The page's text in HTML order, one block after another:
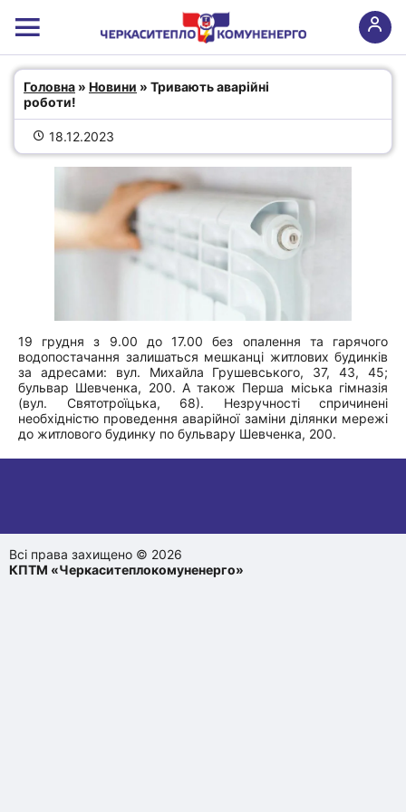
Тривають аварійні роботи!
Головна » Новини » Тривають аварійні
роботи!
18.12.2023
19 грудня з 9.00 до 17.00 без опалення та гарячого
водопостачання залишаться мешканці житлових будинків
за адресами: вул. Михайла Грушевського, 37, 43, 45;
бульвар Шевченка, 200. А також Перша міська гімназія
(вул. Святотроїцька, 68). Незручності спричинені
необхідністю проведення аварійної заміни ділянки мережі
до житлового будинку по бульвару Шевченка, 200.
Всі права захищено © 2026
КПТМ «Черкаситеплокомуненерго»